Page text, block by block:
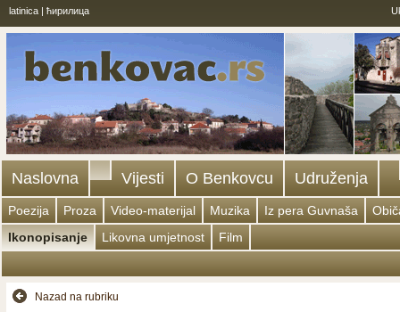
latinica | ћирилица
Naslovna Vijesti O Benkovcu Udruženja
Poezija Proza Video-materijal Muzika Iz pera Guvnaša
Ikonopisanje
Likovna umjetnost Film
Nazad na rubriku